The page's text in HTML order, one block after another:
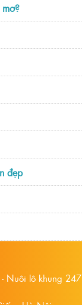
đẹp
Nuôi lô khung 247